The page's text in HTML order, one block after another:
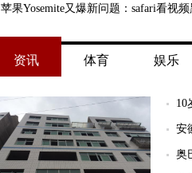
苹果Yosemite又爆新问题：safari看视
资讯 体育 娱乐
10
安
奥